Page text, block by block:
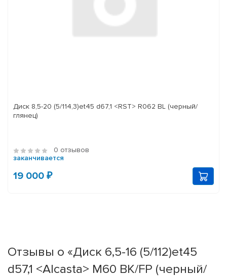
Диск 8,5-20 (5/114,3)et45 d67,1 <RST> R062 BL (черный/
глянец)
0 отзывов
заканчивается
19 000 ₽
Отзывы о «Диск 6,5-16 (5/112)et45
d57,1 <Alcasta> M60 BK/FP (черный/